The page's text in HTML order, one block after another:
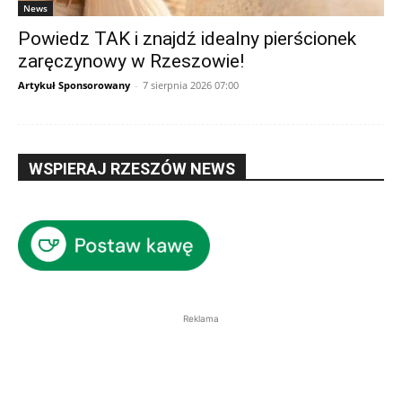
News
Powiedz TAK i znajdź idealny pierścionek
zaręczynowy w Rzeszowie!
Artykuł Sponsorowany - 7 sierpnia 2026 07:00
WSPIERAJ RZESZÓW NEWS
Reklama